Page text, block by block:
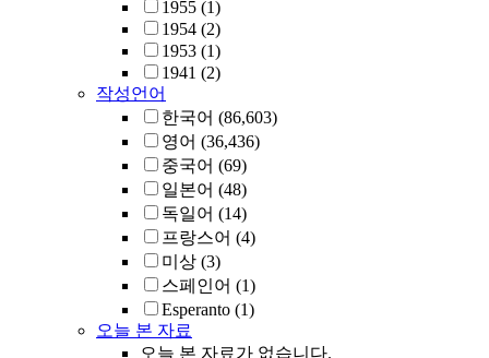
1955 (1)
1954 (2)
1953 (1)
1941 (2)
작성언어
한국어 (86,603)
영어 (36,436)
중국어 (69)
일본어 (48)
독일어 (14)
프랑스어 (4)
미상 (3)
스페인어 (1)
Esperanto (1)
오늘 본 자료
오늘 본 자료가 없습니다.